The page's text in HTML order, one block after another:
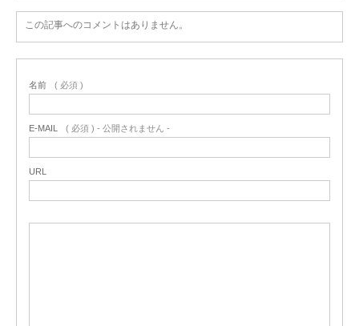
この記事へのコメントはありません。
名前 ( 必須 )
E-MAIL ( 必須 ) - 公開されません -
URL